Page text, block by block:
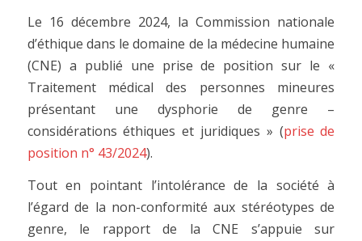
Le 16 décembre 2024, la Commission nationale
d’éthique dans le domaine de la médecine humaine
(CNE) a publié une prise de position sur le «
Traitement médical des personnes mineures
présentant une dysphorie de genre –
considérations éthiques et juridiques » (prise de
position n° 43/2024).
Tout en pointant l’intolérance de la société à
l’égard de la non-conformité aux stéréotypes de
genre, le rapport de la CNE s’appuie sur